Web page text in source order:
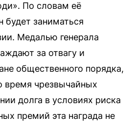
По словам её
будет заниматься
Медалью генерала
за отвагу и
общественного порядка,
время чрезвычайных
долга в условиях риска
премий эта награда не